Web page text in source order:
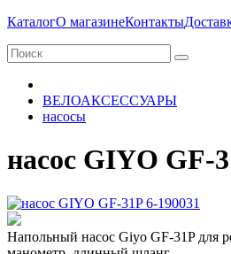
КаталогО магазинеКонтакты
ВЕЛОАКСЕССУАРЫ
насосы
насос GIYO GF-
Напольный насос Giyo GF-31P для